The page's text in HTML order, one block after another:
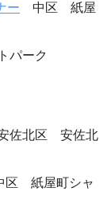
ー 中区 紙屋
パーク
佐北区 安佐北
紙屋町シャ